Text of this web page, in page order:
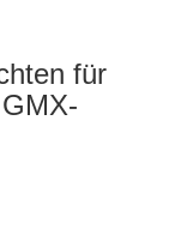
für